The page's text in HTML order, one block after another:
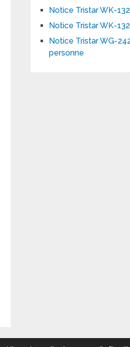
Notice Tristar WK-
Notice Tristar WK-
Notice Tristar WG-
personne